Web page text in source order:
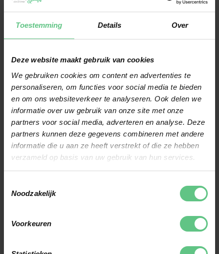
Toestemming Details Over
Deze website maakt gebruik van cookies
We gebruiken cookies om content en advertenties te
personaliseren, om functies voor social media te bieden
en om ons websiteverkeer te analyseren. Ook delen we
informatie over uw gebruik van onze site met onze
partners voor social media, adverteren en analyse. Deze
partners kunnen deze gegevens combineren met andere
informatie die u aan ze heeft verstrekt of die ze hebben
verzameld op basis van uw gebruik van hun services.
Noodzakelijk
Voorkeuren
Trackman-technologie.
Hiermee analyseren onze
clubfitters jouw
balvlucht en gaan we
samen op zoek naar de
clubs met de juiste
Aan de hand hiervan en
van jouw wensen geven
kunnen brengen. Plan
PLAN EEN
CLUBFITTING